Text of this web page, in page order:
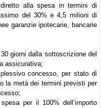
alla spesa in termini di
del 30% e 4,5 milioni di
garanzie ipotecarie, bancarie
giorni dalla sottoscrizione del
assicurativa;
concesso, per stato di
la metà dei termini previsti per
per il 100% dell’importo